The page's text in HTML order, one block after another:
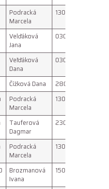
Podracká
Marcela
130370
Velďáková
Jana
030681
Veľďáková
Dana
030681
Čížková Dana 280291
Podracká
Marcela
130370
Tauferová
Dagmar
230967
Podracká
Marcela
130370
Brozmanová
Ivana
150369